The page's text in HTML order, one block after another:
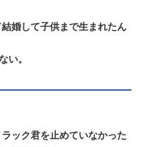
婚して子供まで生まれたん
い。
ック君を止めていなかった